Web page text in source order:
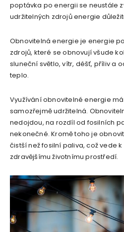
poptávka po energii se neustále
udržitelných zdrojů energie
Obnovitelná energie je energie
zdrojů, které se obnovují všude
sluneční světlo, vítr, déšť, příliv a
teplo.
Využívání obnovitelné energie
samozřejmě udržitelná.
nedojdou, na rozdíl od fosilních
nekonečné. Kromě toho je
čistší než fosilní paliva, což vede
zdravějšímu životnímu prostředí.